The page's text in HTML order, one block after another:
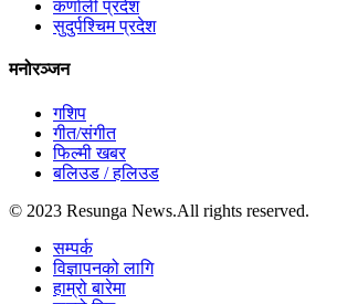
कर्णाली प्रदेश
सुदुर्पश्चिम प्रदेश
मनोरञ्जन
गशिप
गीत/संगीत
फिल्मी खबर
बलिउड / हलिउड
© 2023 Resunga News.All rights reserved.
सम्पर्क
विज्ञापनको लागि
हाम्रो बारेमा